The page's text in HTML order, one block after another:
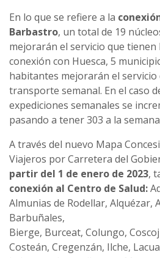
En lo que se refiere a la
Barbastro, un total de 19
mejorarán el servicio que tienen
conexión con Huesca, 5
habitantes mejorarán el servicio
transporte semanal. En el caso
expediciones semanales se
pasando a tener 303 a la
A través del nuevo Mapa
Viajeros por Carretera del
partir del 1 de enero de 2023,
conexión al Centro de Salud:
Almunias de Rodellar, Alquézar,
Barbuñales,
Bierge, Burceat, Colungo,
Costeán, Cregenzán, Ilche,